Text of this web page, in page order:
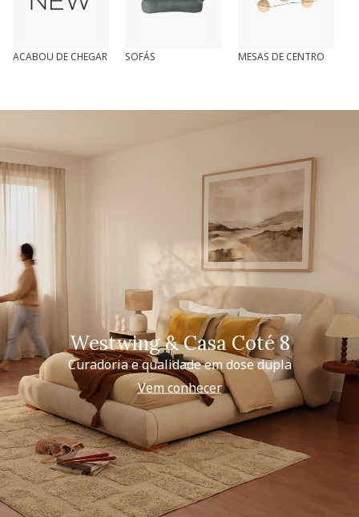
ACABOU DE CHEGAR SOFÁS MESAS DE CENTRO
Westwing & Casa Coté 8
Curadoria e qualidade em dose dupla
Vem conhecer